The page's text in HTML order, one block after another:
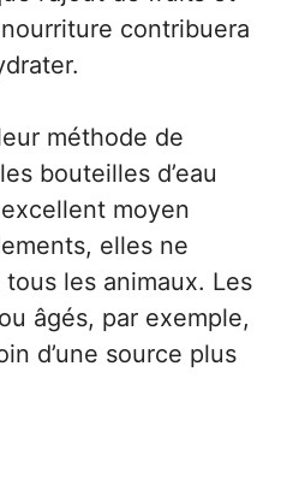
contribuera
méthode de
bouteilles d’eau
moyen
elles ne
les animaux. Les
âgés, par exemple,
d’une source plus